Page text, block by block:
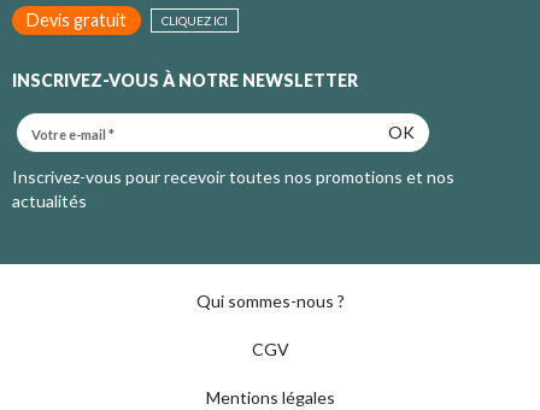
Devis gratuit
CLIQUEZ ICI
INSCRIVEZ-VOUS À NOTRE NEWSLETTER
OK
Inscrivez-vous pour recevoir toutes nos promotions et nos
actualités
Qui sommes-nous ?
CGV
Mentions légales